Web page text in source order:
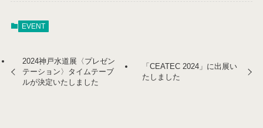
EVENT
2024神戸水道展〈プレゼン
テーション〉タイムテーブ
ルが決定いたしました
「CEATEC 2024」に出展い
たしました